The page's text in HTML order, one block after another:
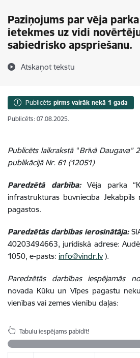
Paziņojums par vēja parka
ietekmes uz vidi
sabiedrisko apspriešanu.
Atskaņot tekstu
Publicēts pirms vairāk nekā 1 gada
Publicēts: 07.08.2025.
Publicēts laikrakstā“Brīvā Daugava”
publikācijā Nr. 61 (12051)
Paredzētā darbība:
Vēja parka
infrastruktūras būvniecība
pagastos.
Paredzētās darbības ierosinātāja:
40203494663, juridiskā adrese:
1050, e-pasts: info@vindr.lv ).
Paredzētās darbības iespējamās
novada Kūku un Vīpes pagastu
vienības vai zemes vienību daļas:
Tabulu iespējams pabīdīt!